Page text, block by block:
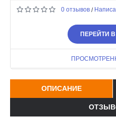
0 отзывов /
ПЕРЕЙТИ
ОПИСАНИЕ